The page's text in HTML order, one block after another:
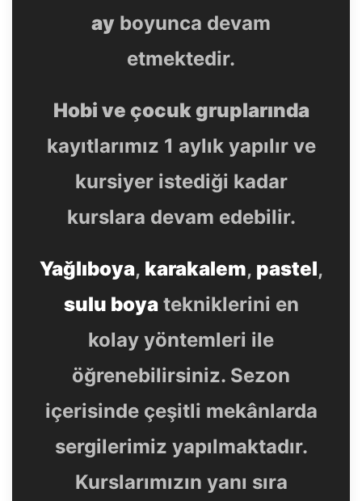
ay boyunca devam
etmektedir.
Hobi ve çocuk gruplarında
kayıtlarımız 1 aylık yapılır ve
kursiyer istediği kadar
kurslara devam edebilir.
Yağlıboya, karakalem, pastel,
sulu boyatekniklerini en
kolay yöntemleri ile
öğrenebilirsiniz. Sezon
içerisinde çeşitli mekânlarda
sergilerimiz yapılmaktadır.
Kurslarımızın yanı sıra